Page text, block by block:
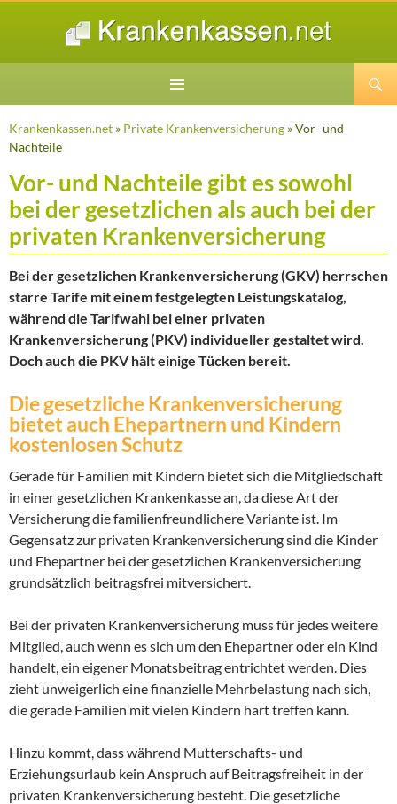
SPRINGEN
Krankenkassen.net » Private Krankenversicherung » Vor- und
Nachteile
Vor- und Nachteile gibt es sowohl
bei der gesetzlichen als auch bei der
privaten Krankenversicherung
Bei der gesetzlichen Krankenversicherung (GKV) herrschen
starre Tarife mit einem festgelegten Leistungskatalog,
während die Tarifwahl bei einer privaten
Krankenversicherung (PKV) individueller gestaltet wird.
Doch auch die PKV hält einige Tücken bereit.
Die gesetzliche Krankenversicherung
bietet auch Ehepartnern und Kindern
kostenlosen Schutz
Gerade für Familien mit Kindern bietet sich die Mitgliedschaft
in einer gesetzlichen Krankenkasse an, da diese Art der
Versicherung die familienfreundlichere Variante ist. Im
Gegensatz zur privaten Krankenversicherung sind die Kinder
und Ehepartner bei der gesetzlichen Krankenversicherung
grundsätzlich beitragsfrei mitversichert.
Bei der privaten Krankenversicherung muss für jedes weitere
Mitglied, auch wenn es sich um den Ehepartner oder ein Kind
handelt, ein eigener Monatsbeitrag entrichtet werden. Dies
zieht unweigerlich eine finanzielle Mehrbelastung nach sich,
die gerade Familien mit vielen Kindern hart treffen kann.
Hinzu kommt, dass während Mutterschafts- und
Erziehungsurlaub kein Anspruch auf Beitragsfreiheit in der
privaten Krankenversicherung besteht. Die gesetzliche